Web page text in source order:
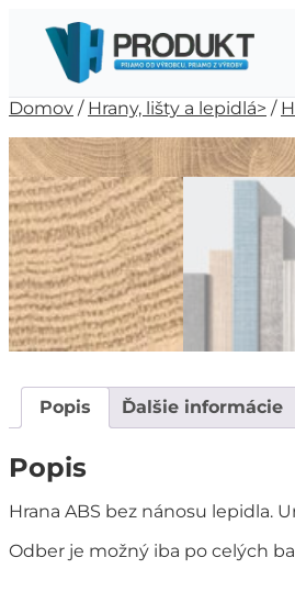
Domov / Hrany, lišty a lepidlá> /
Popis Ďalšie informácie
Popis
Hrana ABS bez nánosu lepidla.
Odber je možný iba po celých